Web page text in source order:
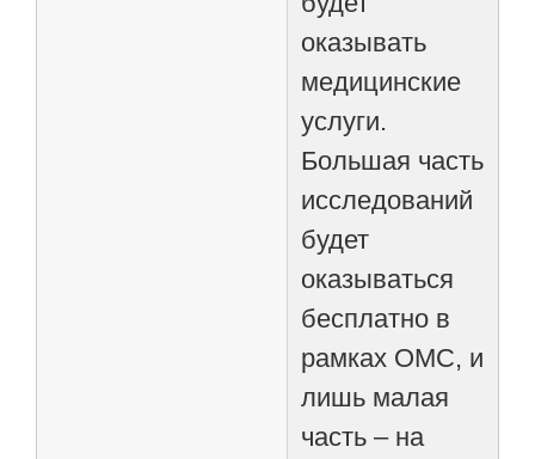
оказывать
медицинские
услуги.
Большая часть
исследований
будет
оказываться
бесплатно в
рамках ОМС, и
лишь малая
часть – на